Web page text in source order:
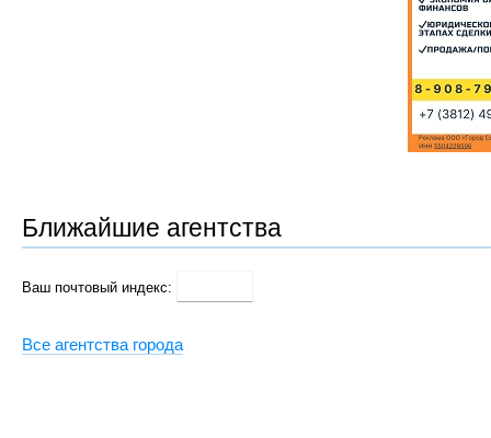
Ближайшие агентства
Ваш почтовый индекс:
Все агентства города